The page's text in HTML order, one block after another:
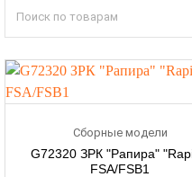
Сборные модели
G72320 ЗРК "Рапира"
FSA/FSB1